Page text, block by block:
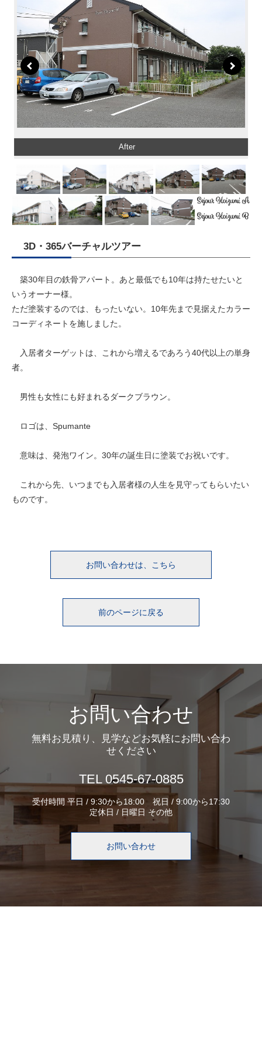
After
3D・365バーチャルツアー
築30年目の鉄骨アパート。あと最低でも10年は持たせたいと
いうオーナー様。
ただ塗装するのでは、もったいない。10年先まで見据えたカラー
コーディネートを施しました。
入居者ターゲットは、これから増えるであろう40代以上の単身
者。
男性も女性にも好まれるダークブラウン。
ロゴは、Spumante
意味は、発泡ワイン。30年の誕生日に塗装でお祝いです。
これから先、いつまでも入居者様の人生を見守ってもらいたい
ものです。
お問い合わせは、こちら
前のページに戻る
お問い合わせ
無料お見積り、見学などお気軽にお問い合わ
せください
TEL 0545-67-0885
受付時間 平日 / 9:30から18:00 祝日 / 9:00から17:30
定休日 / 日曜日 その他
お問い合わせ